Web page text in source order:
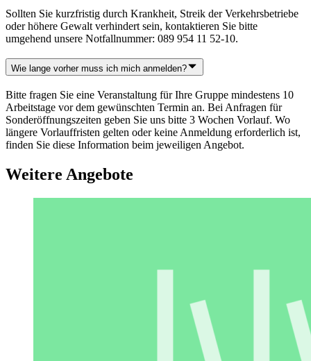
Sollten Sie kurzfristig durch Krankheit, Streik der Verkehrsbetriebe
oder höhere Gewalt verhindert sein, kontaktieren Sie bitte
umgehend unsere Notfallnummer: 089 954 11 52-10.
Wie lange vorher muss ich mich anmelden?
Bitte fragen Sie eine Veranstaltung für Ihre Gruppe mindestens 10
Arbeitstage vor dem gewünschten Termin an. Bei Anfragen für
Sonderöffnungszeiten geben Sie uns bitte 3 Wochen Vorlauf. Wo
längere Vorlauffristen gelten oder keine Anmeldung erforderlich ist,
finden Sie diese Information beim jeweiligen Angebot.
Weitere Angebote